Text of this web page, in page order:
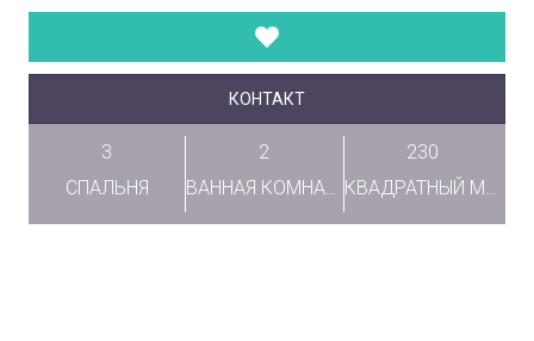
КОНТАКТ
3
СПАЛЬНЯ
2
230